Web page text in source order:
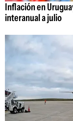
Inflación en
interanual a julio